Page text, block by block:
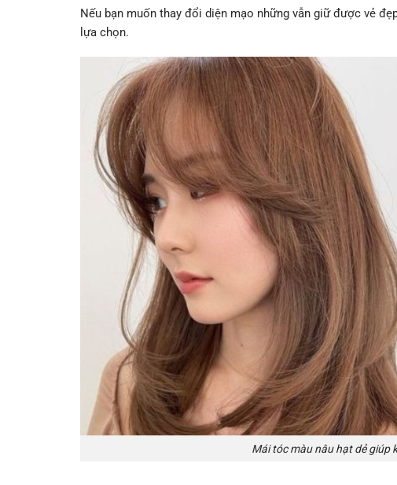
Nếu bạn muốn thay đổi diện mạo những vẫn giữ được vẻ
lựa chọn.
Mái tóc màu nâu hạt dẻ giúp